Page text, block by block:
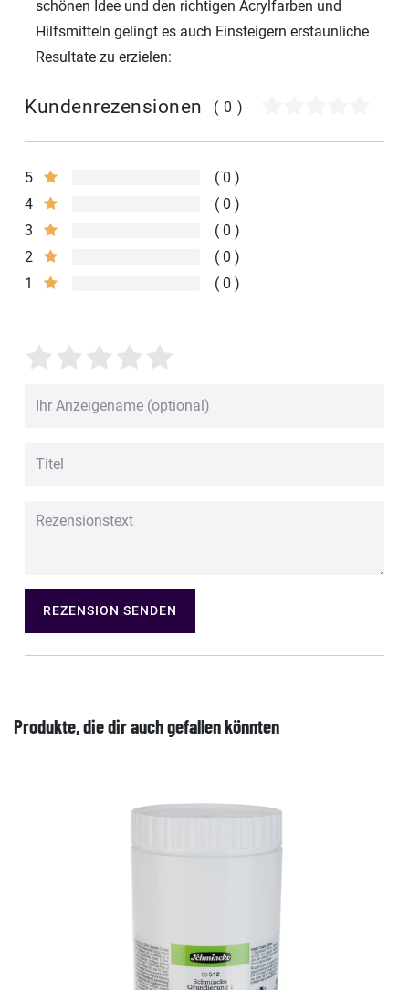
schönen Idee und den richtigen Acrylfarben und
Hilfsmitteln gelingt es auch Einsteigern erstaunliche
Resultate zu erzielen:
Kundenrezensionen (0)
5
0
4
0
3
0
2
0
1
0
REZENSION SENDEN
Produkte, die dir auch gefallen könnten